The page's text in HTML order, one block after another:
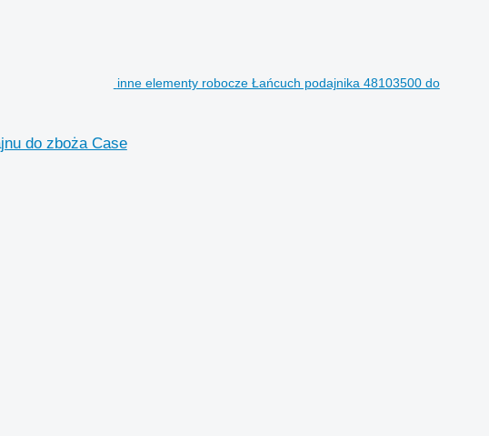
inne elementy robocze Łańcuch podajnika 48103500 do
do zboża Case